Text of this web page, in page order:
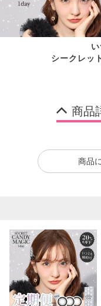
シークレッ
商品
商品